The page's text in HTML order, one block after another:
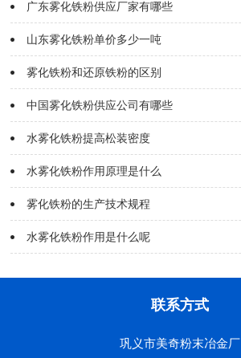
广东雾化铁粉供应厂家有哪些
山东雾化铁粉单价多少一吨
雾化铁粉和还原铁粉的区别
中国雾化铁粉供应公司有哪些
水雾化铁粉提高松装密度
水雾化铁粉作用原理是什么
雾化铁粉的生产技术规程
水雾化铁粉作用是什么呢
联系方式
巩义市美奇粉末冶金厂